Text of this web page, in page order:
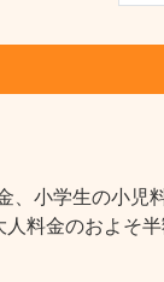
小学生の小児
料金のおよそ